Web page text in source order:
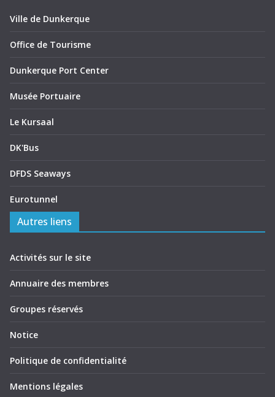
Ville de Dunkerque
Office de Tourisme
Dunkerque Port Center
Musée Portuaire
Le Kursaal
DK'Bus
DFDS Seaways
Eurotunnel
Autres liens
Activités sur le site
Annuaire des membres
Groupes réservés
Notice
Politique de confidentialité
Mentions légales